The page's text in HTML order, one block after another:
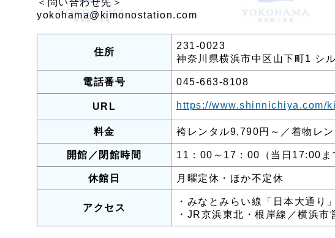
＜問い合わせ先＞
yokohama@kimonostation.com
住所
231-0023
神奈川県横浜市中区山下町1 シ
電話番号 045-663-8108
URL https://www.shinnichiya.com/
料金 袴レンタル9,790円～／着物レ
開館／閉館時間 11：00～17：00（当日17:00ま
休館日 月曜定休・ほか不定休
アクセス
・みなとみらい線「日本大通り
・JR京浜東北・根岸線／横浜